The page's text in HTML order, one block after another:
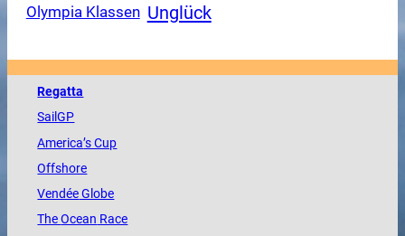
Olympia Klassen Unglück
Regatta
SailGP
America’s Cup
Offshore
VendéeGlobe
TheOcean Race